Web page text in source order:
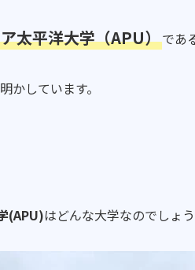
太平洋大学（APU）であ
かしています。
(APU)はどんな大学なのでしょう